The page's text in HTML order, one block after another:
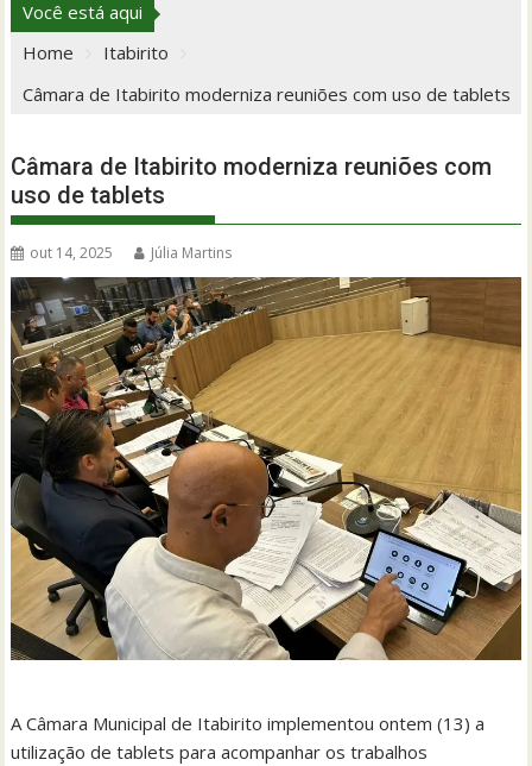
Você está aqui
Home
Itabirito
Câmara de Itabirito moderniza reuniões com uso de tablets
Câmara de Itabirito moderniza reuniões com
uso de tablets
out 14, 2025 Júlia Martins
A Câmara Municipal de Itabirito implementou ontem (13) a
utilização de tablets para acompanhar os trabalhos